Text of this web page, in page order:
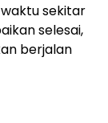
sekitar
selesai,
berjalan